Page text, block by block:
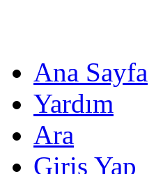
Ana Sayfa
Yardım
Ara
Giriş Yap